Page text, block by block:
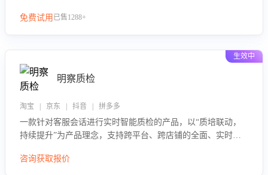
助用户高效管理和利用知识资源。通过该产品，用户可以轻松
免费试用 已售1288+
生效中
明察质检
淘宝 | 京东 | 抖音 | 拼多多
一款针对客服会话进行实时智能质检的产品，以“质培联动，
持续提升”为产品理念，支持跨平台、跨店铺的全面、实时、
队的销服能力。
咨询获取报价